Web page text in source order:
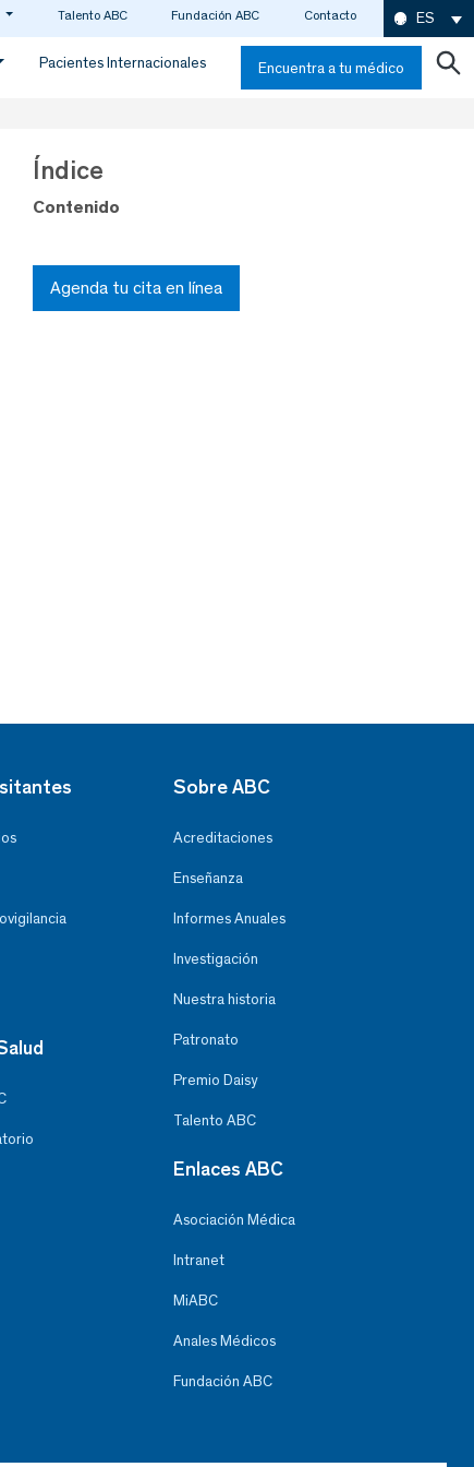
Talento ABC Fundación ABC Contacto ES
Pacientes Internacionales Encuentra a tu médico
Índice
Contenido
Agenda tu cita en línea
Sobre ABC
Acreditaciones
Enseñanza
Informes Anuales
Investigación
Nuestra historia
Patronato
Premio Daisy
Talento ABC
Enlaces ABC
Asociación Médica
Intranet
MiABC
Anales Médicos
Fundación ABC